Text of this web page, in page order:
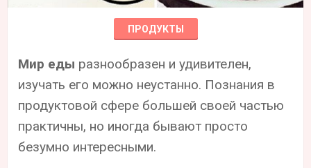
ПРОДУКТЫ
Мир еды разнообразен и удивителен,
изучать его можно неустанно. Познания в
продуктовой сфере большей своей частью
практичны, но иногда бывают просто
безумно интересными.